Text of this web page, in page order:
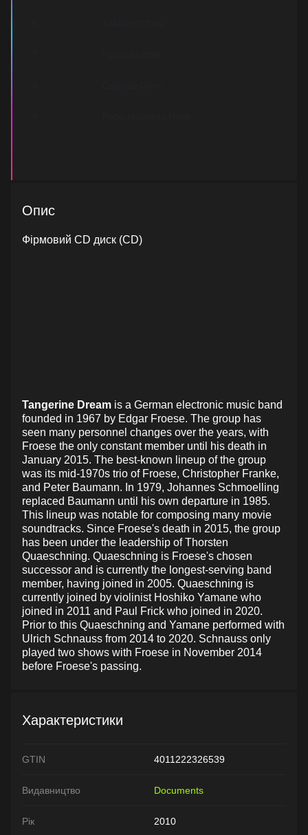
Опис
Фірмовий CD диск (CD)
Tangerine Dream is a German electronic music band
founded in 1967 by Edgar Froese. The group has
seen many personnel changes over the years, with
Froese the only constant member until his death in
January 2015. The best-known lineup of the group
was its mid-1970s trio of Froese, Christopher Franke,
and Peter Baumann. In 1979, Johannes Schmoelling
replaced Baumann until his own departure in 1985.
This lineup was notable for composing many movie
soundtracks. Since Froese's death in 2015, the group
has been under the leadership of Thorsten
Quaeschning. Quaeschning is Froese's chosen
successor and is currently the longest-serving band
member, having joined in 2005. Quaeschning is
currently joined by violinist Hoshiko Yamane who
joined in 2011 and Paul Frick who joined in 2020.
Prior to this Quaeschning and Yamane performed with
Ulrich Schnauss from 2014 to 2020. Schnauss only
played two shows with Froese in November 2014
before Froese's passing.
Характеристики
GTIN 4011222326539
Видавництво Documents
Рік 2010